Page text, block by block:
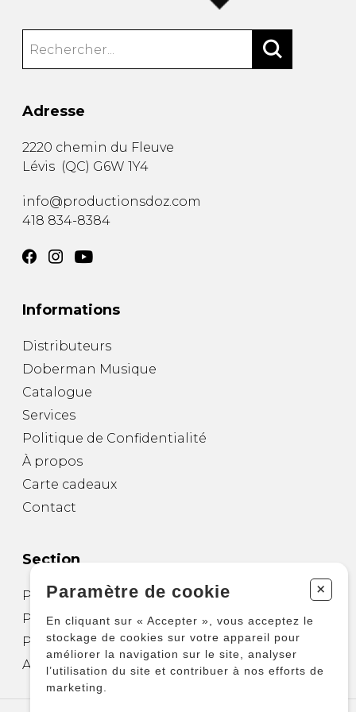
Adresse
2220 chemin du Fleuve
Lévis (QC) G6W 1Y4
info@productionsdoz.com
418 834-8384
Informations
Distributeurs
Doberman Musique
Catalogue
Services
Politique de Confidentialité
À propos
Carte cadeaux
Contact
Section
Partitions pour guitare
Partitions pour autres instruments
Partitions pour ensembles
Autres produits
Paramètre de cookie +
En cliquant sur « Accepter », vous acceptez le
stockage de cookies sur votre appareil pour
améliorer la navigation sur le site, analyser
l’utilisation du site et contribuer à nos efforts de
marketing.